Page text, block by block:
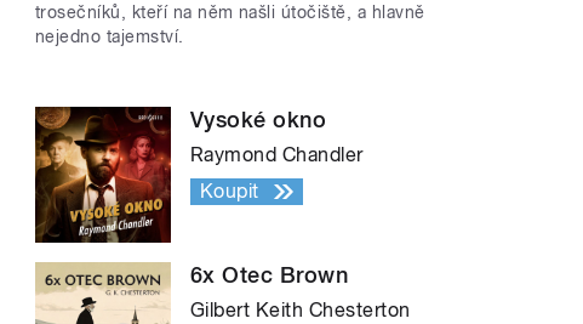
trosečníků, kteří na něm našli útočiště, a hlavně
nejedno tajemství.
Vysoké okno
Raymond Chandler
Koupit
6x Otec Brown
Gilbert Keith Chesterton